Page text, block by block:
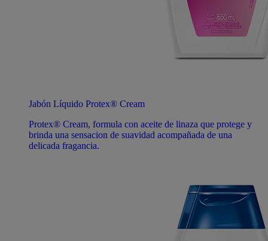
Jabón Líquido Protex® Cream
Protex® Cream, formula con aceite de linaza que protege y
brinda una sensacion de suavidad acompañada de una
delicada fragancia.